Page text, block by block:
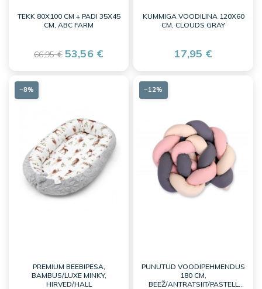
TEKK 80X100 CM + PADI 35X45
CM, ABC FARM
66,95 € 53,56 €
KUMMIGA VOODILINA 120X60
CM, CLOUDS GRAY
17,95 €
PREMIUM BEEBIPESA,
BAMBUS/LUXE MINKY,
HIRVED/HALL
−8%
PUNUTUD VOODIPEHMENDUS
180 CM,
BEEŽ/ANTRATSIIT/PASTELL
−12%